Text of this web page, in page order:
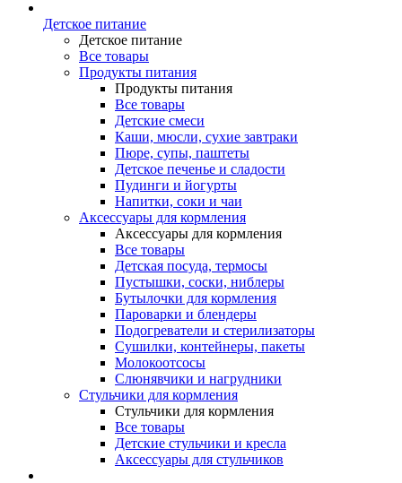
Детское питание
Детское питание
Все товары
Продукты питания
Продукты питания
Все товары
Детские смеси
Каши, мюсли, сухие завтраки
Пюре, супы, паштеты
Детское печенье и сладости
Пудинги и йогурты
Напитки, соки и чаи
Аксессуары для кормления
Аксессуары для кормления
Все товары
Детская посуда, термосы
Пустышки, соски, ниблеры
Бутылочки для кормления
Пароварки и блендеры
Подогреватели и стерилизаторы
Сушилки, контейнеры, пакеты
Молокоотсосы
Слюнявчики и нагрудники
Стульчики для кормления
Стульчики для кормления
Все товары
Детские стульчики и кресла
Аксессуары для стульчиков